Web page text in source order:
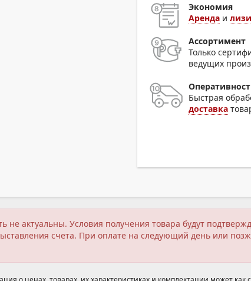
Экономия
Аренда и
Ассортимент
Только
ведущих
Быстрая
доставка
не актуальны. Условия получения товара будут
счета. При оплате на следующий день или